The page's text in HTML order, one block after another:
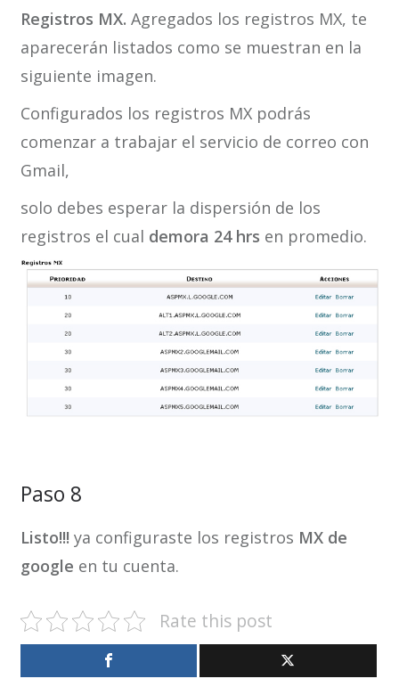
Registros MX. Agregados los registros MX, te
aparecerán listados como se muestran en la
siguiente imagen.
Configurados los registros MX podrás
comenzar a trabajar el servicio de correo con
Gmail,
solo debes esperar la dispersión de los
registros el cual demora 24 hrs en promedio.
Paso 8
Listo!!! ya configuraste los registros MX de
google en tu cuenta.
Rate this post